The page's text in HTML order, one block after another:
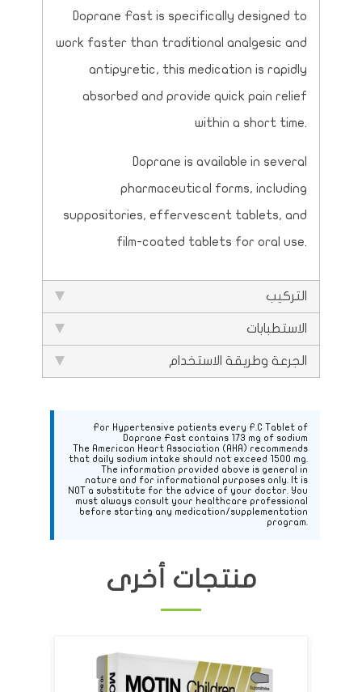
Doprane Fast is specifically designed to
work faster than traditional analgesic and
antipyretic, this medication is rapidly
absorbed and provide quick pain relief
within a short time.
Doprane is available in several
pharmaceutical forms, including
suppositories, effervescent tablets, and
film-coated tablets for oral use.
التركيب
الاستطبابات
الجرعة وطريقة الاستخدام
For Hypertensive patients every F.C Tablet of
Doprane Fast contains 173 mg of sodium
The American Heart Association (AHA) recommends
that daily sodium intake should not exceed 1500 mg.
The information provided above is general in
nature and for informational purposes only. It is
NOT a substitute for the advice of your doctor. You
must always consult your healthcare professional
before starting any medication/supplementation
program.
منتجات أخرى